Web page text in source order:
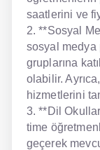
saatlerini ve
2. **Sosyal
sosyal medya
gruplarına
olabilir.
hizmetlerini
3. **Dil
time
geçerek